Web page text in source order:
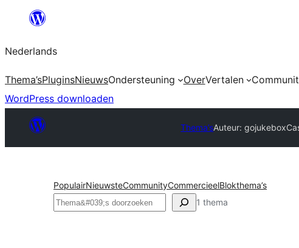
de
inhoud
Nederlands
Thema’sPluginsNieuwsOndersteuning OverVertalen
WordPress downloaden
Thema’sAuteur: gojukebox
PopulairNieuwsteCommunityCommercieelBlokthema’s
Zoeken 1 thema